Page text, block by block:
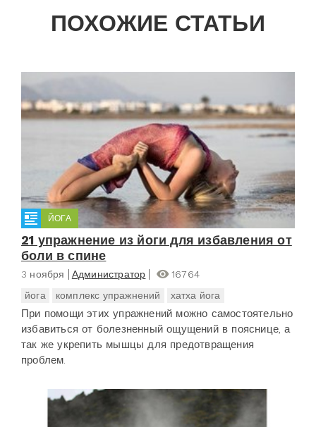
ПОХОЖИЕ СТАТЬИ
ЙОГА
21 упражнение из йоги для избавления от
боли в спине
3 ноября Администратор
16764
йога
комплекс упражнений хатха йога
При помощи этих упражнений можно самостоятельно
избавиться от болезненный ощущений в пояснице, а
так же укрепить мышцы для предотвращения
проблем.